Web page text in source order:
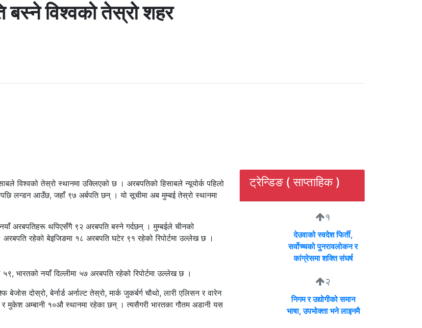
बस्ने विश्वको तेस्रो शहर
विश्वको तेस्रो स्थानमा उक्लिएको छ । अरबपतिको हिसाबले न्यूयोर्क पहिलो
लन्डन आउँछ, जहाँ ९७ अर्बपति छन् । यो सूचीमा अब मुम्बई तेस्रो स्थानमा
अरबपतिहरू थपिएसँगै ९२ अरबपति बस्ने गर्दछन् । मुम्बईले चीनको
रहेको बेइजिङमा १८ अरबपति घटेर ९१ रहेको रिपोर्टमा उल्लेख छ ।
भारतको नयाँ दिल्लीमा ५७ अरबपति रहेको रिपोर्टमा उल्लेख छ ।
दोस्रो, बेर्नार्ड अर्नाल्ट तेस्रो, मार्क जुकर्बर्ग चौथो, लारी एलिसन र वारेन
मुकेश अम्बानी १०औ स्थानमा रहेका छन् । त्यसैगरी भारतका गौतम अडानी यस
ट्रेन्डिङ ( साप्ताहिक )
१
देउवाको स्वदेश फिर्ती,
सर्वोच्चको पुनरावलोकन र
कांग्रेसमा शक्ति संघर्ष
२
निगम र उद्योगीको समान
भाषा, उपभोक्ता भने लाइनमै